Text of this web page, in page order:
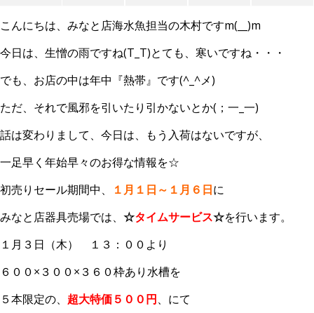
こんにちは、みなと店海水魚担当の木村ですm(__)m
今日は、生憎の雨ですね(T_T)とても、寒いですね・・・
でも、お店の中は年中『熱帯』です(^_^メ)
ただ、それで風邪を引いたり引かないとか(；一_一)
話は変わりまして、今日は、もう入荷はないですが、
一足早く年始早々のお得な情報を☆
初売りセール期間中、
１月１日～１月６日に
みなと店器具売場では、 ☆タイムサービス☆を行います。
１月３日（木） １３：００より
６００×３００×３６０枠あり水槽を
５本限定の、 超大特価５００円、にて